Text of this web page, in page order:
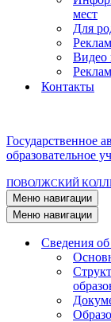
мест
Для
Видео
Контакты
Государственное
образовательное
ПОВОЛЖСКИЙ
Меню навигации
Меню навигации
Сведения об